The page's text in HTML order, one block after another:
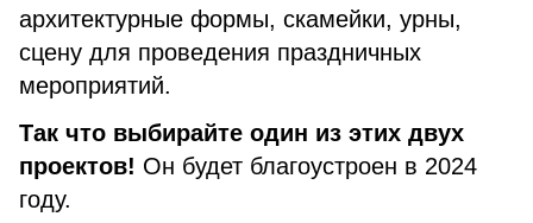
архитектурные формы, скамейки, урны,
сцену для проведения праздничных
мероприятий.
Так что выбирайте один из этих двух
проектов! Он будет благоустроен в 2024
году.